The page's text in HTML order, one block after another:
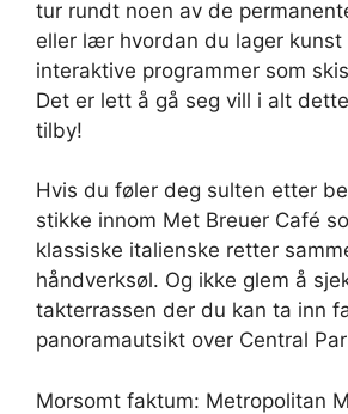
tur rundt noen av de
eller lær hvordan du lager kunst
interaktive programmer som
Det er lett å gå seg vill i alt
tilby!
Hvis du føler deg sulten etter
stikke innom Met Breuer Café
klassiske italienske retter
håndverksøl. Og ikke glem å
takterrassen der du kan ta inn
panoramautsikt over Central
Morsomt faktum: Metropolitan